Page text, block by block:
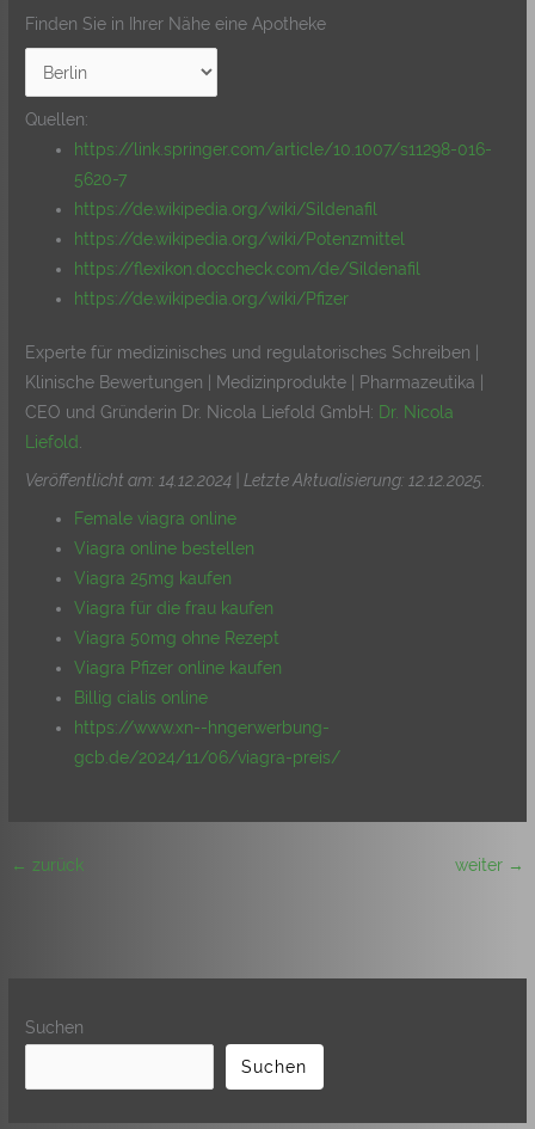
Finden Sie in Ihrer Nähe eine Apotheke
Quellen:
https://link.springer.com/article/10.1007/s11298-016-
5620-7
https://de.wikipedia.org/wiki/Sildenafil
https://de.wikipedia.org/wiki/Potenzmittel
https://flexikon.doccheck.com/de/Sildenafil
https://de.wikipedia.org/wiki/Pfizer
Experte für medizinisches und regulatorisches Schreiben |
Klinische Bewertungen | Medizinprodukte | Pharmazeutika |
CEO und Gründerin Dr. Nicola Liefold GmbH: Dr. Nicola
Liefold
Veröffentlicht am: 14.12.2024 | Letzte Aktualisierung: 12.12.2025
Female viagra online
Viagra online bestellen
Viagra 25mg kaufen
Viagra für die frau kaufen
Viagra 50mg ohne Rezept
Viagra Pfizer online kaufen
Billig cialis online
https://www.xn--hngerwerbung-
gcb.de/2024/11/06/viagra-preis/
← zurück weiter →
Suchen
Suchen